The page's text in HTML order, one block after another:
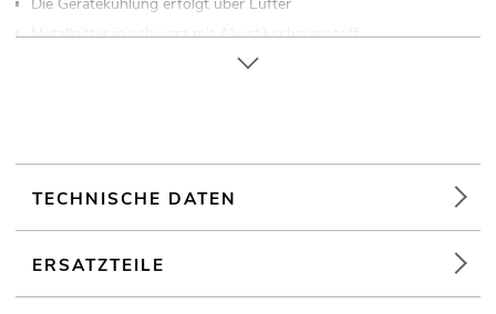
Die Gerätekühlung erfolgt über Lüfter
Metallgitter in schwarz mit Akustikschaumstoff
TECHNISCHE DATEN
ERSATZTEILE